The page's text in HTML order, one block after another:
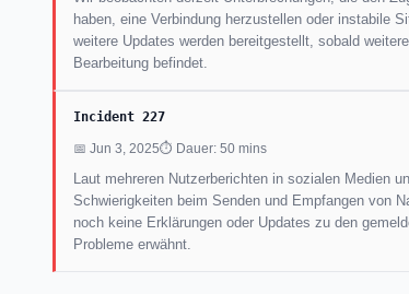
haben, eine Verbindung herzustellen oder instabile
weitere Updates werden bereitgestellt, sobald
Bearbeitung befindet.
Incident 227
📅 Jun 3, 2025⏱ Dauer: 50 mins
Laut mehreren Nutzerberichten in sozialen Medien
Schwierigkeiten beim Senden und Empfangen von
noch keine Erklärungen oder Updates zu den
Probleme erwähnt.